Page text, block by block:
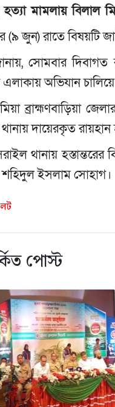
হত্যা মামলায় বিলাল
(৯ জুন) রাতে বিষয়টি
সোমবার
অভিযান চালিয়ে
ব্রাহ্মণবাড়িয়া
দায়েরকৃত
থানায় হস্তান্তরের
ইসলাম সোহাগ।
পোস্ট